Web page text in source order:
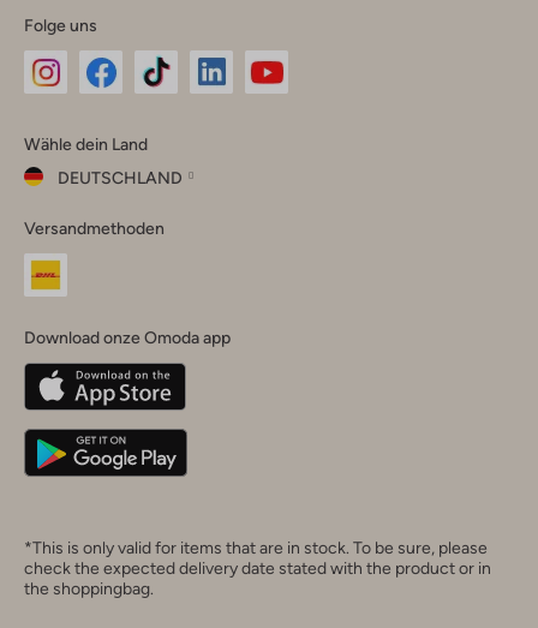
Folge uns
Instagram
Facebook
TikTok
Wähle dein Land
DEUTSCHLAND
dein
Land
Belgique(Français)
Deutschland
Versandmethoden
Download onze Omoda app
*This is only valid for items that are in stock. To be sure, please
check the expected delivery date stated with the product or in
the shoppingbag.